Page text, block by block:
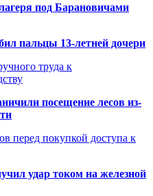
под Барановичами
пальцы 13-летней дочери
труда к
посещение лесов из-
перед покупкой доступа к
удар током на железной